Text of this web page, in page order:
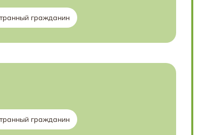
гражданин
гражданин